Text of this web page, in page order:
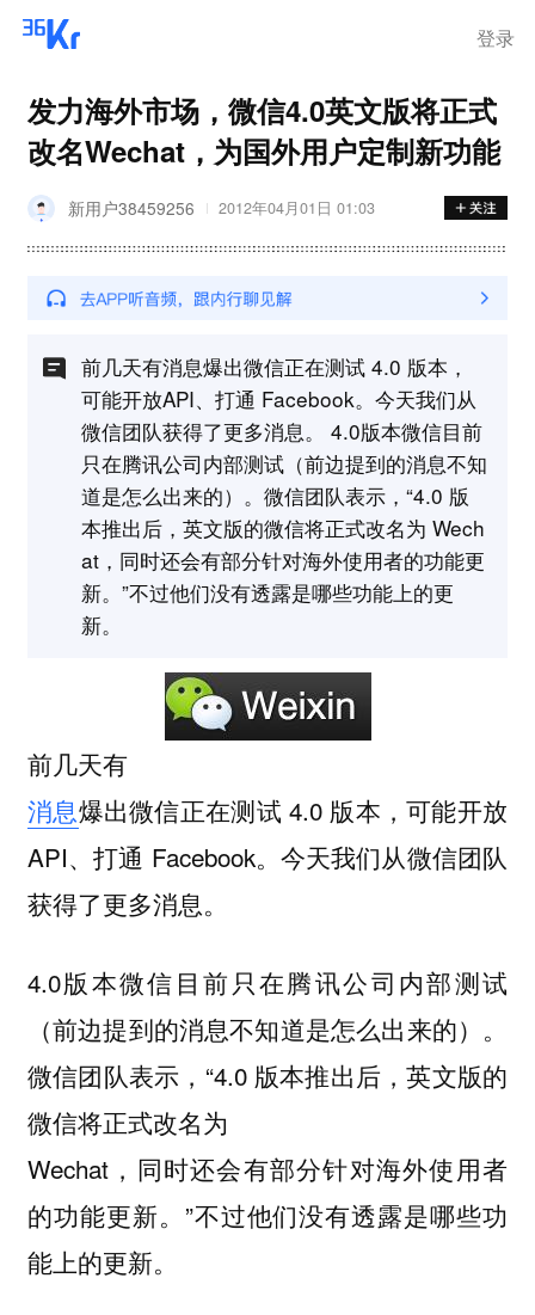
登录
发力海外市场，微信4.0英文版将正式
改名Wechat，为国外用户定制新功能
新用户38459256 2012年04月01日 01:03
前几天有消息爆出微信正在测试 4.0 版本，
可能开放API、打通 Facebook。今天我们从
微信团队获得了更多消息。 4.0版本微信目前
只在腾讯公司内部测试（前边提到的消息不知
道是怎么出来的）。微信团队表示，“4.0 版
本推出后，英文版的微信将正式改名为 Wech
at，同时还会有部分针对海外使用者的功能更
新。”不过他们没有透露是哪些功能上的更
新。
前几天有
消息爆出微信正在测试 4.0 版本，可能开放
API、打通 Facebook。今天我们从微信团队
获得了更多消息。
4.0版本微信目前只在腾讯公司内部测试
（前边提到的消息不知道是怎么出来的）。
微信团队表示，“4.0 版本推出后，英文版的
微信将正式改名为
Wechat，同时还会有部分针对海外使用者
的功能更新。”不过他们没有透露是哪些功
能上的更新。